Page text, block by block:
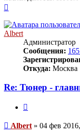
началу
Albert
Администратор
Сообщения:
Откуда: Москва
Re: Тюнер -
Сообщение
Albert » 04 фев